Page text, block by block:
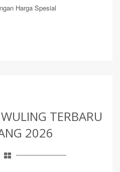
Harga Spesial
TERBARU
2026